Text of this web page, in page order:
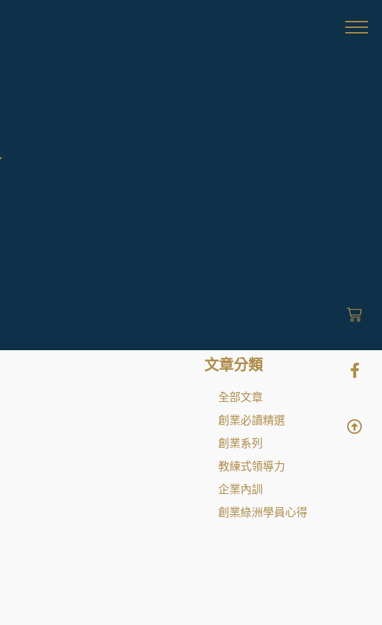
文章分類
全部文章
創業必讀精選
創業系列
教練式領導力
企業內訓
創業綠洲學員心得